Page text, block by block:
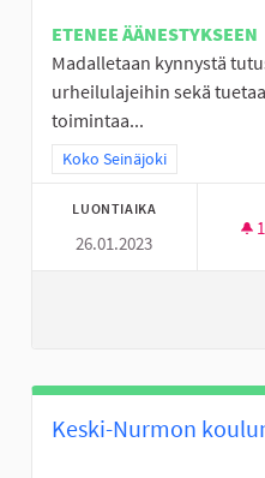
ETENEE ÄÄNESTYKSEEN
Madalletaan kynnystä
urheilulajeihin sekä
toimintaa...
Rajaa tulokset teeman
Koko Seinäjoki
LUONTIAIKA
26.01.2023
Keski-Nurmon